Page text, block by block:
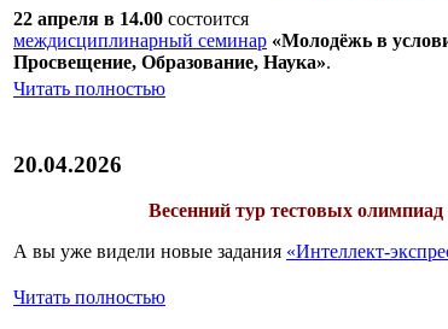
22 апреля в 14.00 состоится
междисциплинарный семинар «Молодёжь в
Просвещение, Образование, Наука».
Читать полностью
20.04.2026
Весенний тур тестовых олимпиад
А вы уже видели новые задания «Интеллект-
Читать полностью